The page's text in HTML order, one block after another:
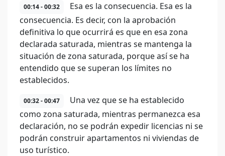
00:14 - 00:32
Esa es la consecuencia. Esa es la
consecuencia. Es decir, con la aprobación
definitiva lo que ocurrirá es que en esa zona
declarada saturada, mientras se mantenga la
situación de zona saturada, porque así se ha
entendido que se superan los límites no
establecidos.
00:32 - 00:47
Una vez que se ha establecido
como zona saturada, mientras permanezca esa
declaración, no se podrán expedir licencias ni se
podrán construir apartamentos ni viviendas de
uso turístico.